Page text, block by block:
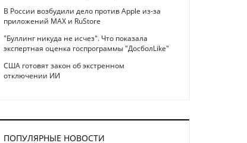
В России возбудили дело против Apple из-за
приложений MAX и RuStore
"Буллинг никуда не исчез". Что показала
экспертная оценка госпрограммы "ДосболLike"
США готовят закон об экстренном
отключении ИИ
ПОПУЛЯРНЫЕ НОВОСТИ